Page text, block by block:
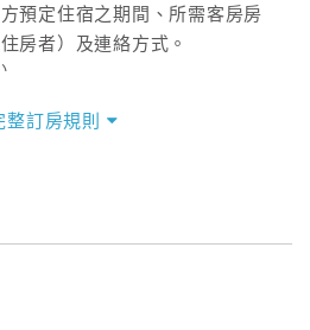
定住宿之期間、所需客房房
房者）及連絡方式。
約定通知甲方，且非經甲方同
依飯店現場規定。但甲、乙
整訂房規則